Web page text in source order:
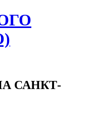
САНКТ-